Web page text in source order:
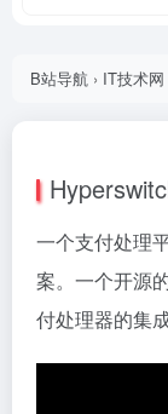
B站导航 › IT技术网
一个支付处理
案。一个开源
付处理器的集